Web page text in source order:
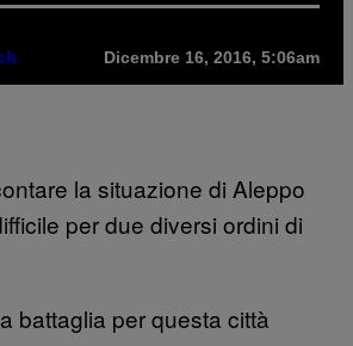
Dicembre 16, 2016, 5:06am
la situazione di Aleppo
per due diversi ordini di
battaglia per questa città